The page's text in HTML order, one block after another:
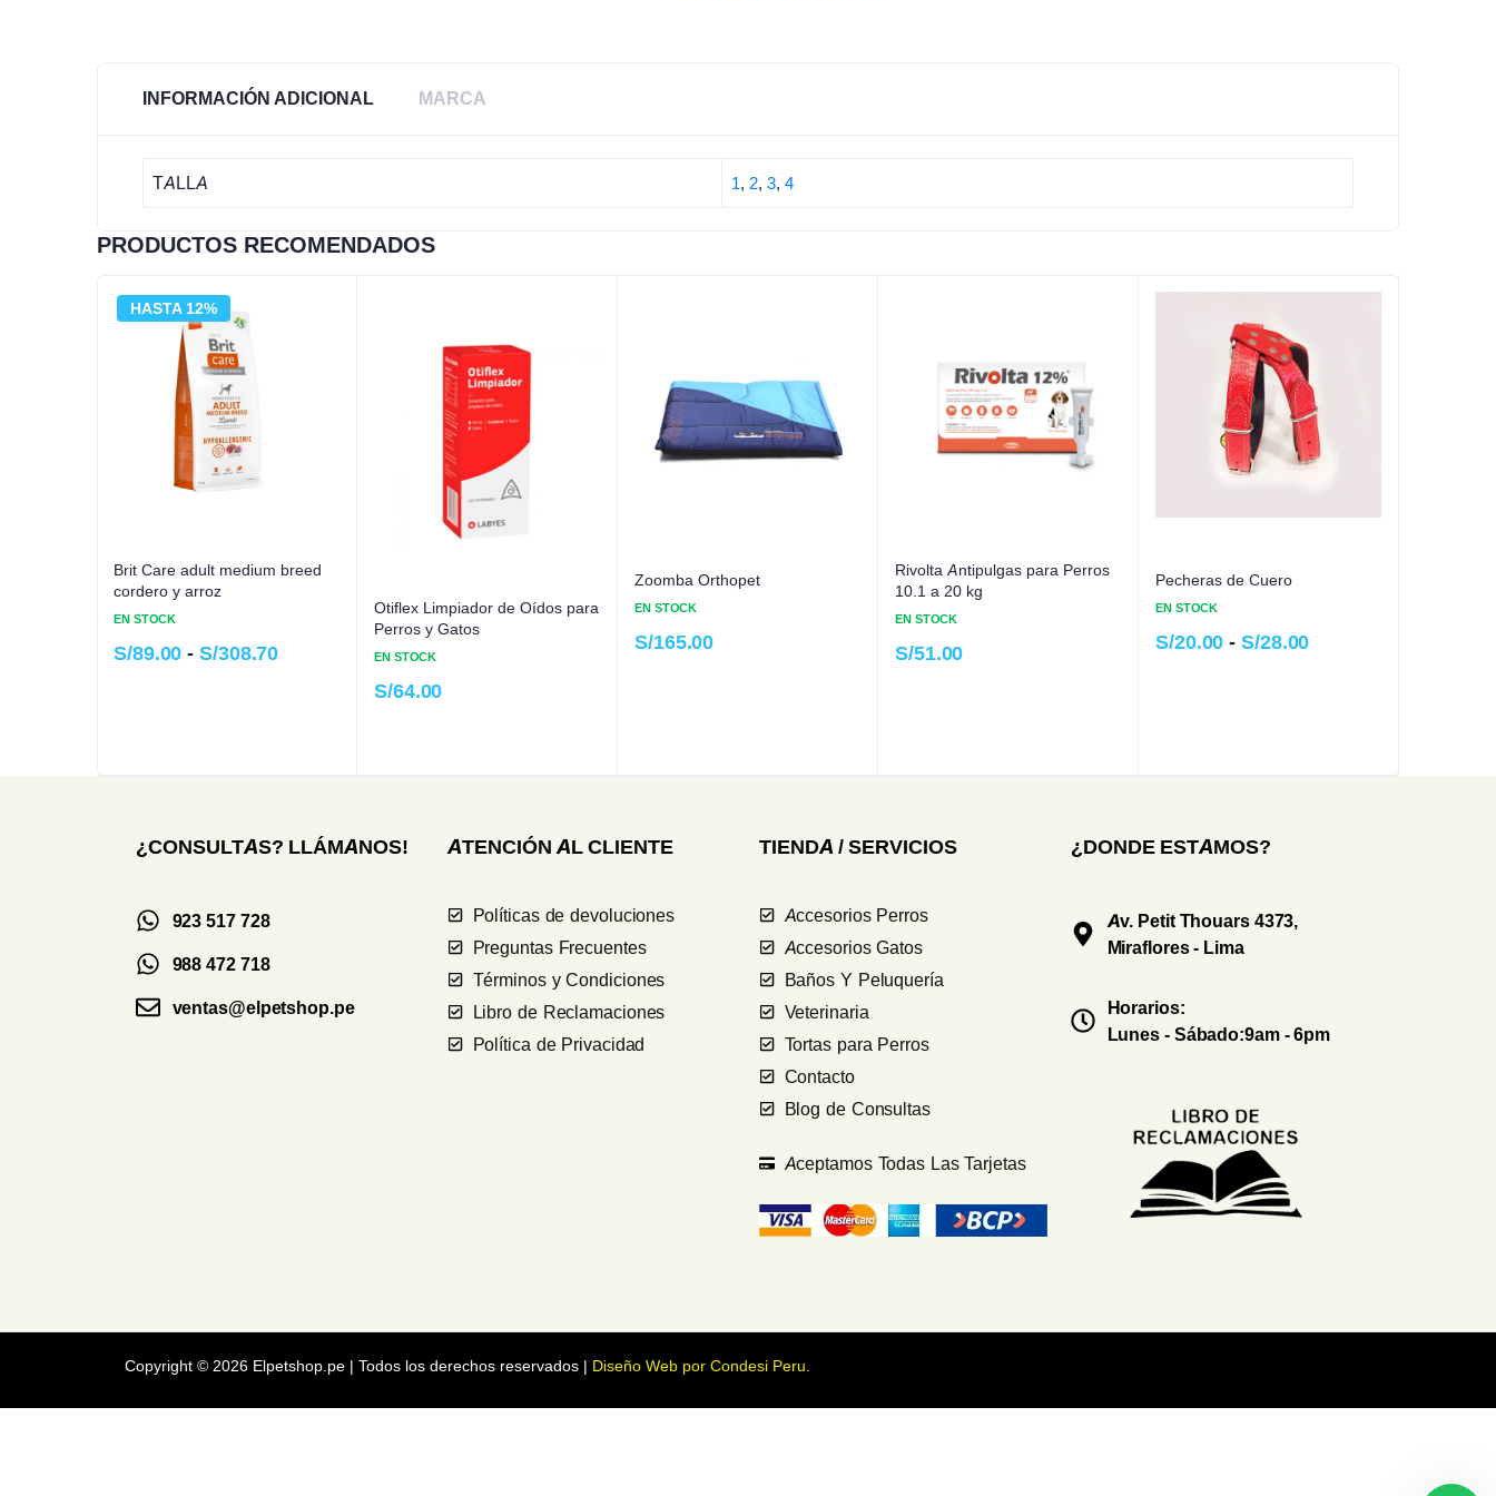
INFORMACIÓN ADICIONAL MARCA
TALLA 1, 2, 3, 4
PRODUCTOS RECOMENDADOS
12%
Brit Care adult medium breed
cordero y arroz
EN STOCK
S/89.00 - S/308.70
HASTA 12%
Otiflex Limpiador de Oídos para
Perros y Gatos
EN STOCK
S/64.00
Zoomba Orthopet
EN STOCK
S/165.00
Rivolta Antipulgas para Perros
10.1 a 20 kg
EN STOCK
S/51.00
Pecheras de Cuero
EN STOCK
S/20.00 - S/28.00
¿CONSULTAS? LLÁMANOS!
923 517 728
988 472 718
ventas@elpetshop.pe
ATENCIÓN AL CLIENTE
Políticas de devoluciones
Preguntas Frecuentes
Términos y Condiciones
Libro de Reclamaciones
Política de Privacidad
TIENDA / SERVICIOS
Accesorios Perros
Accesorios Gatos
Baños Y Peluquería
Veterinaria
Tortas para Perros
Contacto
Blog de Consultas
Aceptamos Todas Las Tarjetas
¿DONDE ESTAMOS?
Av. Petit Thouars 4373,
Miraflores - Lima
Horarios:
Lunes - Sábado:9am - 6pm
Copyright © 2026 Elpetshop.pe | Todos los derechos reservados | Diseño Web por Condesi Peru.